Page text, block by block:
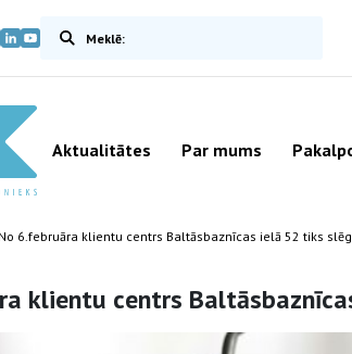
Meklēt vietnē
Aktualitātes Par mums
No 6.februāra klientu centrs Baltāsbaznīcas ielā 52 tiks
klientu centrs